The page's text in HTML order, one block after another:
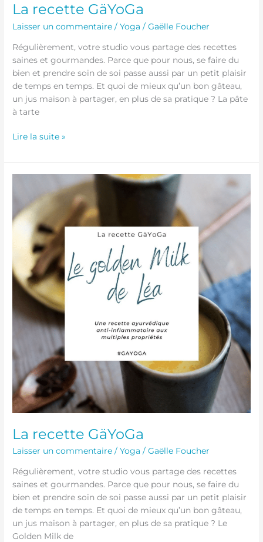
La recette GäYoGa
Laisser un commentaire /Yoga /Gaëlle Foucher
Régulièrement, votre studio vous partage des recettes
saines et gourmandes. Parce que pour nous, se faire du
bien et prendre soin de soi passe aussi par un petit plaisir
de temps en temps. Et quoi de mieux qu’un bon gâteau,
un jus maison à partager, en plus de sa pratique ? La pâte
à tarte
Lire la suite »
La recette GäYoGa
Laisser un commentaire /Yoga /Gaëlle Foucher
Régulièrement, votre studio vous partage des recettes
saines et gourmandes. Parce que pour nous, se faire du
bien et prendre soin de soi passe aussi par un petit plaisir
de temps en temps. Et quoi de mieux qu’un bon gâteau,
un jus maison à partager, en plus de sa pratique ? Le
Golden Milk de
recette
GäYoGa